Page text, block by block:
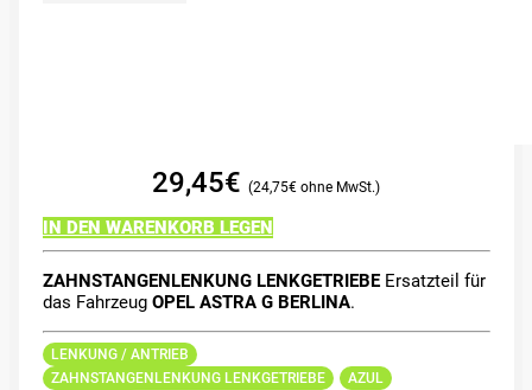
29,45€ 24,75€
IN DEN WARENKORB LEGEN
ZAHNSTANGENLENKUNG LENKGETRIEBEErsatzteil für
das Fahrzeug OPEL ASTRA G BERLINA.
LENKUNG / ANTRIEB
ZAHNSTANGENLENKUNG LENKGETRIEBE
AZUL